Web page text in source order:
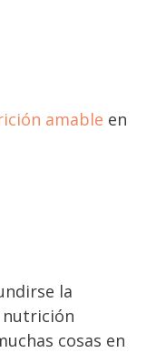
amable en
la
cosas en